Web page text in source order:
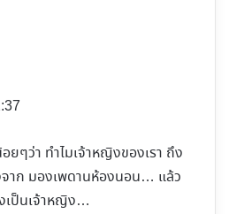
ยๆว่า ทำไมเจ้าหญิงของเรา ถึง
าก มองเพดานห้องนอน… แล้ว
งเป็นเจ้าหญิง…